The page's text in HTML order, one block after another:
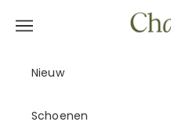
Charly's
Navigatiemenu openen
Nieuw
Schoenen